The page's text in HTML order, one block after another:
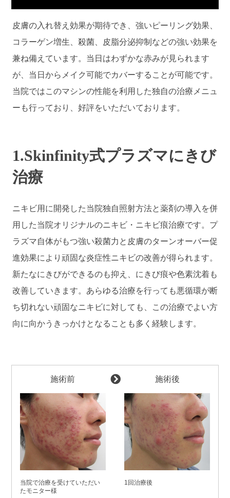
皮膚の入れ替え効果が期待でき、強いピーリング効果、
コラーゲン増生、殺菌、皮脂分泌抑制などの強い効果を
兼ね備えています。当日はわずかな赤みが見られます
が、当日からメイク可能でカバーすることが可能です。
当院ではこのマシンの性能を利用した独自の治療メニュ
ーも行っており、好評をいただいております。
1.Skinfinity式プラズマにきび
治療
ニキビ用に開発した当院独自照射方法と薬剤の導入を併
用した当院オリジナルのニキビ・ニキビ痕治療です。プ
ラズマ自体がもつ強い殺菌力と皮膚のターンオーバー促
進効果により頑固な炎症性ニキビの改善が得られます。
新たなにきびができるのも抑え、にきび痕や色素沈着も
改善していきます。あらゆる治療を行っても悪循環が断
ち切れない頑固なニキビに対しても、この治療でよい方
向に向かうきっかけとなることも多く経験します。
施術前
当院で治療を受けていただい
たモニター様
施術後
1回治療後